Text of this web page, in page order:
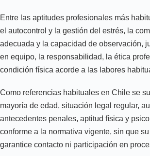
Entre las aptitudes profesionales más
el autocontrol y la gestión del estrés, la
adecuada y la capacidad de observación,
en equipo, la responsabilidad, la ética
condición física acorde a las labores
Como referencias habituales en Chile se
mayoría de edad, situación legal regular,
antecedentes penales, aptitud física y
conforme a la normativa vigente, sin que
garantice contacto ni participación en